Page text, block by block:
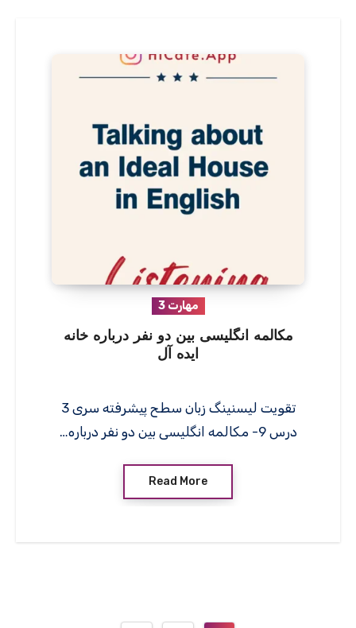
مهارت 3
مکالمه انگلیسی بین دو نفر درباره خانه
ایده آل
تقویت لیسنینگ زبان سطح پیشرفته سری 3
درس 9- مکالمه انگلیسی بین دو نفر درباره…
Read More